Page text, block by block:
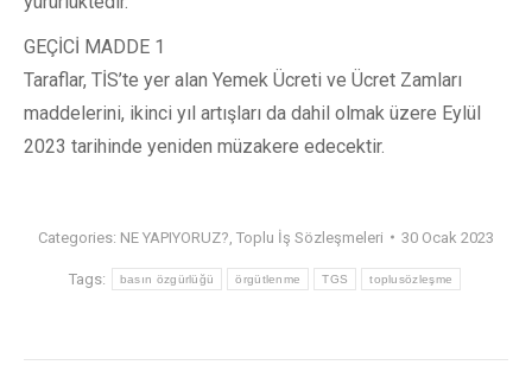
GEÇİCİ MADDE 1
Taraflar, TİS’te yer alan Yemek Ücreti ve Ücret Zamları
maddelerini, ikinci yıl artışları da dahil olmak üzere Eylül
2023 tarihinde yeniden müzakere edecektir.
Categories: NE YAPIYORUZ? Toplu İş Sözleşmeleri 30 Ocak 2023
Tags: basın özgürlüğü örgütlenme TGS toplusözleşme